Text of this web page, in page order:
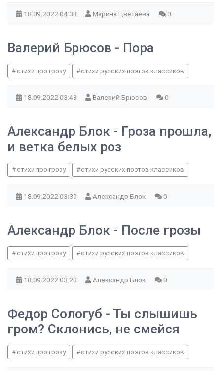
18.09.2022 04:38 Марина Цветаева 0
Валерий Брюсов - Пора
стихи про грозу стихи русских поэтов классиков
18.09.2022 03:43 Валерий Брюсов 0
Александр Блок - Гроза прошла,
и ветка белых роз
стихи про грозу стихи русских поэтов классиков
18.09.2022 03:30 Александр Блок 0
Александр Блок - После грозы
стихи про грозу стихи русских поэтов классиков
18.09.2022 03:20 Александр Блок 0
Федор Сологуб - Ты слышишь
гром? Склонись, не смейся
стихи про грозу стихи русских поэтов классиков